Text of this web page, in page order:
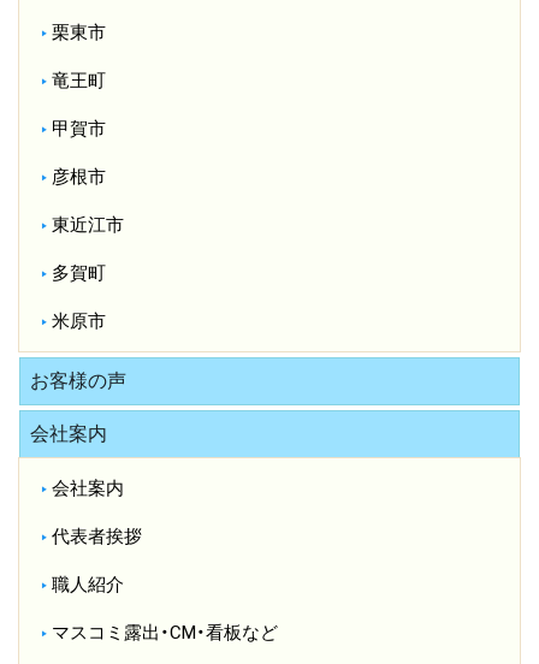
栗東市
竜王町
甲賀市
彦根市
東近江市
多賀町
米原市
お客様の声
会社案内
会社案内
代表者挨拶
職人紹介
マスコミ露出・CM・看板など